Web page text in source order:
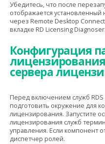
Убедитесь, что после
отображается
через Remote Desktop
вкладке RD Licensing Diagnoser.
Конфигурация
сервера
Перед включением служб
подготовить окружение для
лицензирования. Запустите
лицензирования служб
управления. Если компонент
диспетчер ролей.